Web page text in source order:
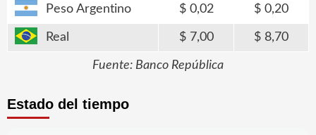
Peso Argentino 0,02 0,20
Real 7,00 8,70
Fuente: Banco República
Estado del tiempo